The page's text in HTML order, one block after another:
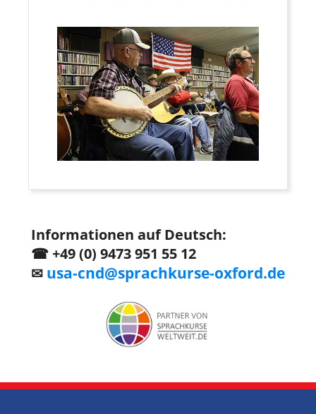
Informationen auf Deutsch:
☎+49 (0) 9473 951 55 12
✉ usa-cnd@sprachkurse-oxford.de